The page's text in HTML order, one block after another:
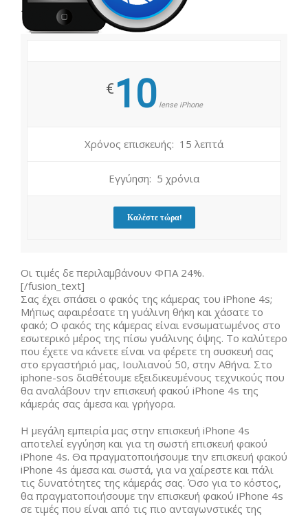
€ 10 lense iPhone
Χρόνος επισκευής: 15 λεπτά
Εγγύηση: 5 χρόνια
Καλέστε τώρα!
Οι τιμές δε περιλαμβάνουν ΦΠΑ 24%.
[/fusion_text]
Σας έχει σπάσει ο φακός της κάμερας του iPhone 4s;
Μήπως αφαιρέσατε τη γυάλινη θήκη και χάσατε το
φακό; Ο φακός της κάμερας είναι ενσωματωμένος στο
εσωτερικό μέρος της πίσω γυάλινης όψης. Το καλύτερο
που έχετε να κάνετε είναι να φέρετε τη συσκευή σας
στο εργαστήριό μας, Ιουλιανού 50, στην Αθήνα. Στο
iphone-sos διαθέτουμε εξειδικευμένους τεχνικούς που
θα αναλάβουν την επισκευή φακού iPhone 4s της
κάμεράς σας άμεσα και γρήγορα.
Η μεγάλη εμπειρία μας στην επισκευή iPhone 4s
αποτελεί εγγύηση και για τη σωστή επισκευή φακού
iPhone 4s. Θα πραγματοποιήσουμε την επισκευή φακού
iPhone 4s άμεσα και σωστά, για να χαίρεστε και πάλι
τις δυνατότητες της κάμεράς σας. Όσο για το κόστος,
θα πραγματοποιήσουμε την επισκευή φακού iPhone 4s
σε τιμές που είναι από τις πιο ανταγωνστικές της